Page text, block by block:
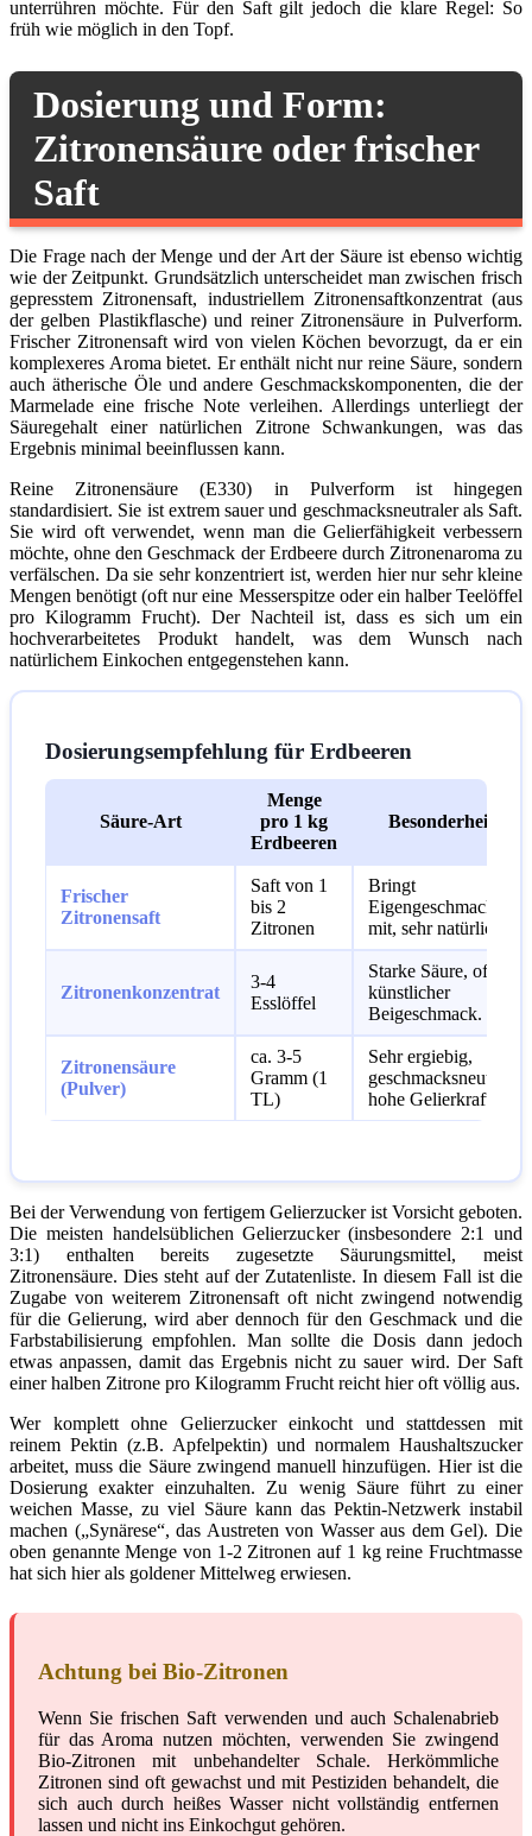
unterrühren möchte. Für den Saft gilt jedoch die klare Regel: So
früh wie möglich in den Topf.
Dosierung und Form:
Zitronensäure oder frischer
Saft
Die Frage nach der Menge und der Art der Säure ist ebenso wichtig
wie der Zeitpunkt. Grundsätzlich unterscheidet man zwischen frisch
gepresstem Zitronensaft, industriellem Zitronensaftkonzentrat (aus
der gelben Plastikflasche) und reiner Zitronensäure in Pulverform.
Frischer Zitronensaft wird von vielen Köchen bevorzugt, da er ein
komplexeres Aroma bietet. Er enthält nicht nur reine Säure, sondern
auch ätherische Öle und andere Geschmackskomponenten, die der
Marmelade eine frische Note verleihen. Allerdings unterliegt der
Säuregehalt einer natürlichen Zitrone Schwankungen, was das
Ergebnis minimal beeinflussen kann.
Reine Zitronensäure (E330) in Pulverform ist hingegen
standardisiert. Sie ist extrem sauer und geschmacksneutraler als Saft.
Sie wird oft verwendet, wenn man die Gelierfähigkeit verbessern
möchte, ohne den Geschmack der Erdbeere durch Zitronenaroma zu
verfälschen. Da sie sehr konzentriert ist, werden hier nur sehr kleine
Mengen benötigt (oft nur eine Messerspitze oder ein halber Teelöffel
pro Kilogramm Frucht). Der Nachteil ist, dass es sich um ein
hochverarbeitetes Produkt handelt, was dem Wunsch nach
natürlichem Einkochen entgegenstehen kann.
Dosierungsempfehlung für Erdbeeren
Säure-Art
Menge
pro 1 kg
Erdbeeren
Besonderheit
Frischer
Zitronensaft
Saft von 1
bis 2
Zitronen
Bringt
Eigengeschmack
mit, sehr natürlich.
Zitronenkonzentrat
3-4
Esslöffel
Starke Säure, oft
künstlicher
Beigeschmack.
Zitronensäure
(Pulver)
ca. 3-5
Gramm (1
TL)
Sehr ergiebig,
geschmacksneutral,
hohe Gelierkraft.
Bei der Verwendung von fertigem Gelierzucker ist Vorsicht geboten.
Die meisten handelsüblichen Gelierzucker (insbesondere 2:1 und
3:1) enthalten bereits zugesetzte Säurungsmittel, meist
Zitronensäure. Dies steht auf der Zutatenliste. In diesem Fall ist die
Zugabe von weiterem Zitronensaft oft nicht zwingend notwendig
für die Gelierung, wird aber dennoch für den Geschmack und die
Farbstabilisierung empfohlen. Man sollte die Dosis dann jedoch
etwas anpassen, damit das Ergebnis nicht zu sauer wird. Der Saft
einer halben Zitrone pro Kilogramm Frucht reicht hier oft völlig aus.
Wer komplett ohne Gelierzucker einkocht und stattdessen mit
reinem Pektin (z.B. Apfelpektin) und normalem Haushaltszucker
arbeitet, muss die Säure zwingend manuell hinzufügen. Hier ist die
Dosierung exakter einzuhalten. Zu wenig Säure führt zu einer
weichen Masse, zu viel Säure kann das Pektin-Netzwerk instabil
machen („Synärese“, das Austreten von Wasser aus dem Gel). Die
oben genannte Menge von 1-2 Zitronen auf 1 kg reine Fruchtmasse
hat sich hier als goldener Mittelweg erwiesen.
Achtung bei Bio-Zitronen
Wenn Sie frischen Saft verwenden und auch Schalenabrieb
für das Aroma nutzen möchten, verwenden Sie zwingend
Bio-Zitronen mit unbehandelter Schale. Herkömmliche
Zitronen sind oft gewachst und mit Pestiziden behandelt, die
sich auch durch heißes Wasser nicht vollständig entfernen
lassen und nicht ins Einkochgut gehören.